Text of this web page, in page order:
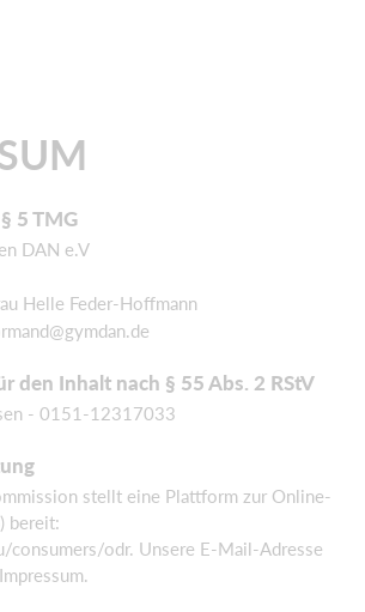
5 TMG
DAN e.V
Helle Feder-Hoffmann
den Inhalt nach § 55 Abs. 2 RStV
- 0151-12317033
stellt eine Plattform zur Online-
bereit:
consumers/odr. Unsere E-Mail-Adresse